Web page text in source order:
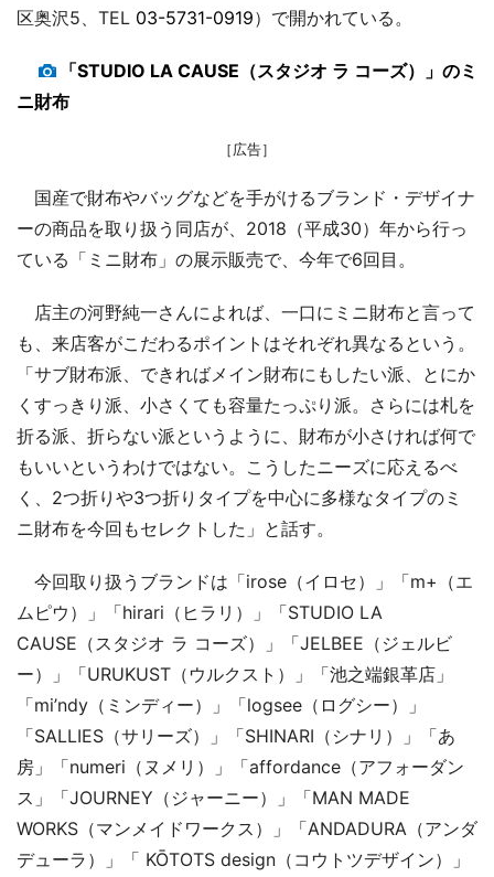
区奥沢5、TEL 03-5731-0919）で開かれている。
「STUDIO LA CAUSE（スタジオ ラ コーズ）」のミ
ニ財布
［広告］
国産で財布やバッグなどを手がけるブランド・デザイナ
ーの商品を取り扱う同店が、2018（平成30）年から行っ
ている「ミニ財布」の展示販売で、今年で6回目。
店主の河野純一さんによれば、一口にミニ財布と言って
も、来店客がこだわるポイントはそれぞれ異なるという。
「サブ財布派、できればメイン財布にもしたい派、とにか
くすっきり派、小さくても容量たっぷり派。さらには札を
折る派、折らない派というように、財布が小さければ何で
もいいというわけではない。こうしたニーズに応えるべ
く、2つ折りや3つ折りタイプを中心に多様なタイプのミ
ニ財布を今回もセレクトした」と話す。
今回取り扱うブランドは「irose（イロセ）」「m+（エ
ムピウ）」「hirari（ヒラリ）」「STUDIO LA
CAUSE（スタジオ ラ コーズ）」「JELBEE（ジェルビ
ー）」「URUKUST（ウルクスト）」「池之端銀革店」
「mi’ndy（ミンディー）」「logsee（ログシー）」
「SALLIES（サリーズ）」「SHINARI（シナリ）」「あ
房」「numeri（ヌメリ）」「affordance（アフォーダン
ス」「JOURNEY（ジャーニー）」「MAN MADE
WORKS（マンメイドワークス）」「ANDADURA（アンダ
デューラ）」「 KŌTOTS design（コウトツデザイン）」